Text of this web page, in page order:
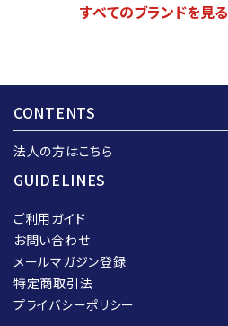
すべてのブランドを見る
CONTENTS
法人の方はこちら
GUIDELINES
ご利用ガイド
お問い合わせ
メールマガジン登録
特定商取引法
プライバシーポリシー